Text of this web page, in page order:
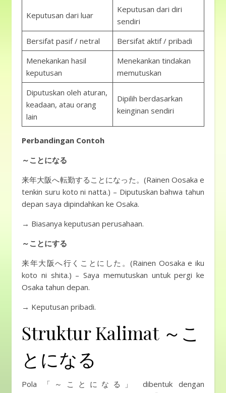
Keputusan dari luar
Keputusan dari diri
sendiri
Bersifat pasif / netral
Bersifat aktif / pribadi
Menekankan hasil
keputusan
Menekankan tindakan
memutuskan
Diputuskan oleh aturan,
keadaan, atau orang
lain
Dipilih berdasarkan
keinginan sendiri
Perbandingan Contoh
～ことになる
来年大阪へ転勤することになった。(Rainen Oosaka e
tenkin suru koto ni natta.) – Diputuskan bahwa tahun
depan saya dipindahkan ke Osaka.
→ Biasanya keputusan perusahaan.
～ことにする
来年大阪へ行くことにした。(Rainen Oosaka e iku
koto ni shita.) – Saya memutuskan untuk pergi ke
Osaka tahun depan.
→ Keputusan pribadi.
Struktur Kalimat ～こ
とになる
Pola 「～ことになる」 dibentuk dengan